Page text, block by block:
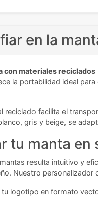
en la
con materiales reciclados
la portabilidad ideal
reciclado facilita el
gris y beige, se
tu manta en
resulta intuitivo y
Nuestro
logotipo en formato